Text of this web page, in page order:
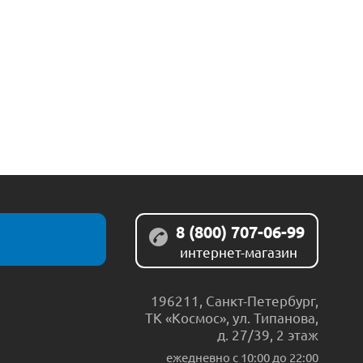
8 (800) 707-06-99
интернет-магазин
196211 Санкт-Петербург,
ТК «Космос», ул. Типанова,
д. 27/39, 2 этаж
ежедневно c 10:00 до 22:00